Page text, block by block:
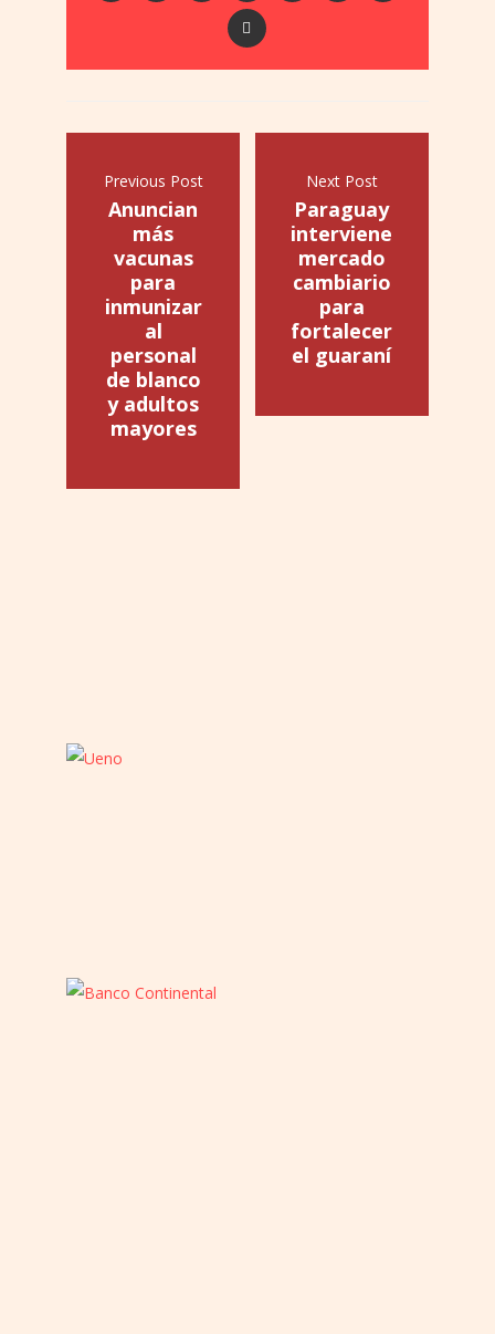
Previous Post
Anuncian
más
vacunas
para
inmunizar
al
personal
de blanco
y adultos
mayores
Next Post
Paraguay
interviene
mercado
cambiario
para
fortalecer
el guaraní